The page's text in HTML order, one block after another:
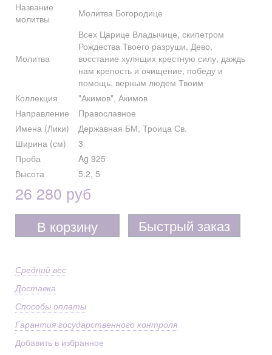
Название
молитвы
Молитва Богородице
Молитва
Всех Царице Владычице, скипетром
Рождества Твоего разруши, Дево,
восстание хулящих крестную силу, даждь
нам крепость и очищение, победу и
помощь, верным людем Твоим
Коллекция
"Акимов", Акимов
Направление
Православное
Имена (Лики)
Державная БМ, Троица Св.
Ширина (см)
3
Проба
Ag 925
Высота
5.2, 5
26 280 руб
В корзину Быстрый заказ
Средний вес
Доставка
Способы оплаты
Гарантия государственного контроля
Добавить в избранное